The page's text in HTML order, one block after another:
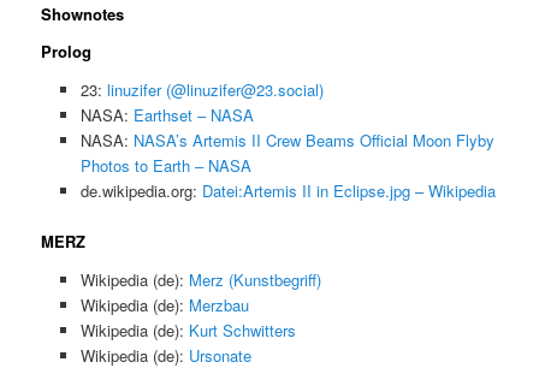
Shownotes
Prolog
23: linuzifer (@linuzifer@23.social)
NASA: Earthset – NASA
NASA: NASA’s Artemis II Crew Beams Official Moon Flyby
Photos to Earth – NASA
de.wikipedia.org: Datei:Artemis II in Eclipse.jpg – Wikipedia
MERZ
Wikipedia (de): Merz (Kunstbegriff)
Wikipedia (de): Merzbau
Wikipedia (de): Kurt Schwitters
Wikipedia (de): Ursonate